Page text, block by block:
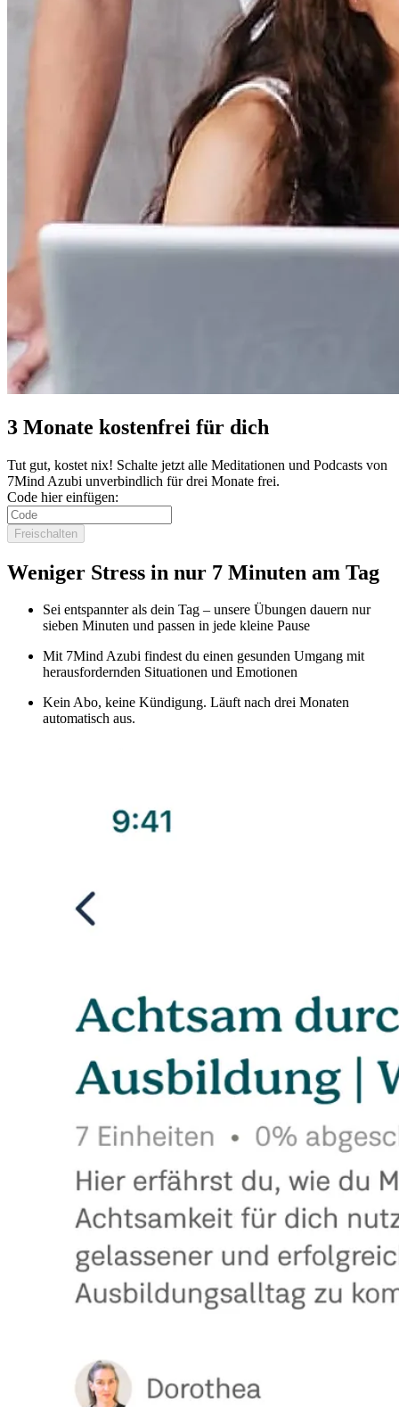
3 Monate kostenfrei für dich
Tut gut, kostet nix! Schalte jetzt alle Meditationen und Podcasts von
7Mind Azubi unverbindlich für drei Monate frei.
Code hier einfügen:
Freischalten
Weniger Stress in nur 7 Minuten am Tag
Sei entspannter als dein Tag – unsere Übungen dauern nur
sieben Minuten und passen in jede kleine Pause
Mit 7Mind Azubi findest du einen gesunden Umgang mit
herausfordernden Situationen und Emotionen
Kein Abo, keine Kündigung. Läuft nach drei Monaten
automatisch aus.